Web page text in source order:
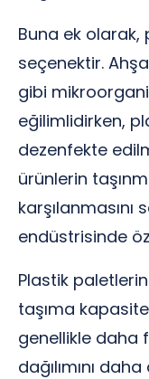
Buna ek
seçenektir.
gibi
eğilimlidirken,
dezenfekte
ürünlerin
karşılanmasını
endüstrisinde
Plastik
taşıma
genellikle daha
dağılımını